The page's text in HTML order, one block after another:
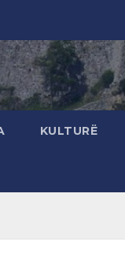
KULTURË